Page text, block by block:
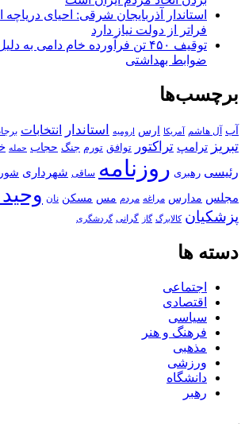
استاندار آذربایجان شرقی: احیای
فراتر از دولت نیاز دارد
توقیف ۴۵۰ تن فرآورده خام دامی
ضوابط بهداشتی
برچسب‌ها
آب آل هاشم آمریکا ارس ارومیه استاندار انتخابات
تبریز ترامپ تراکتور توافق تورم جنگ حجاب حمله
رئیسی رهبری روزنامه ساقی شهرداری
مجلس مدارس مراغه مردم مس مسکن نان
پزشکیان کالابرگ گاز گرانی گردشگری
دسته ها
اجتماعی
اقتصادی
سیاسی
فرهنگ و هنر
مذهبی
ورزشی
دانشگاه
رهبر